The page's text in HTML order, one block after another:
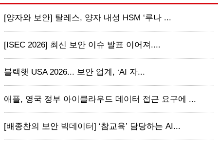
[양자와 보안] 탈레스, 양자 내성 HSM ‘루나 ...
[ISEC 2026] 최신 보안 이슈 발표 이어져....
블랙햇 USA 2026... 보안 업계, ‘AI 자...
애플, 영국 정부 아이클라우드 데이터 접근 요구에 ...
[배종찬의 보안 빅데이터] ‘참교육’ 담당하는 AI...